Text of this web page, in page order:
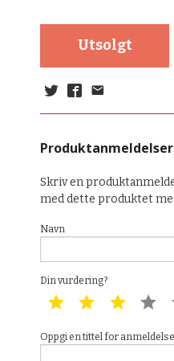
Utsolgt
Skriv en
med dette produktet
Navn
Din vurdering?
1 star 2 star 3 star
Oppgi en tittel for